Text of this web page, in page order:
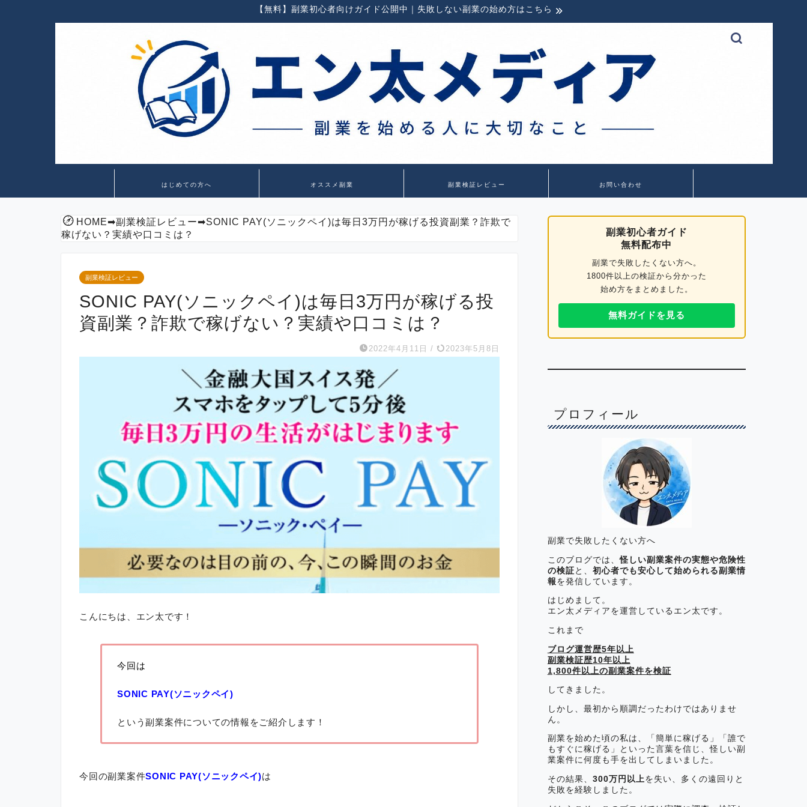
【無料】副業初心者向けガイド公開中｜失敗しない副業の始め方はこちら
はじめての方へ オススメ副業 副業検証レビュー お問い合わせ
HOME➡副業検証レビュー➡SONIC PAY(ソニックペイ)は毎日3万円が稼げる投資副業？詐欺で
稼げない？実績や口コミは？
副業検証レビュー
SONIC PAY(ソニックペイ)は毎日3万円が稼げる投
資副業？詐欺で稼げない？実績や口コミは？
2022年4月11日 / 2023年5月8日
こんにちは、エン太です！
今回は
SONIC PAY(ソニックペイ)
という副業案件についての情報をご紹介します！
今回の副業案件SONIC PAY(ソニックペイ)は
副業初心者ガイド
無料配布中
副業で失敗したくない方へ。
1800件以上の検証から分かった
始め方をまとめました。
無料ガイドを見る
プロフィール
副業で失敗したくない方へ
このブログでは、怪しい副業案件の実態や危険性
の検証 と、 初心者でも安心して始められる副業情
報 を発信しています。
はじめまして。
エン太メディアを運営しているエン太です。
これまで
ブログ運営歴5年以上
副業検証歴10年以上
1,800件以上の副業案件を検証
してきました。
しかし、最初から順調だったわけではありませ
ん。
副業を始めた頃の私は、「簡単に稼げる」「誰で
もすぐに稼げる」といった言葉を信じ、怪しい副
業案件に何度も手を出してしまいました。
その結果、 300万円以上 を失い、多くの遠回りと
失敗を経験しました。